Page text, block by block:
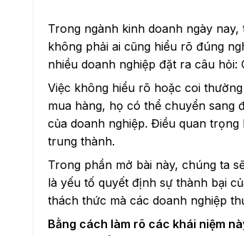
Trong ngành kinh doanh ngày
không phải ai cũng hiểu rõ đúng
nhiều doanh nghiệp đặt ra câu hỏi:
Việc không hiểu rõ hoặc coi
mua hàng, họ có thể chuyển sang
của doanh nghiệp. Điều quan
trung thành.
Trong phần mở bài này, chúng ta
là yếu tố quyết định sự thành bại
thách thức mà các doanh nghiệp
Bằng cách làm rõ các khái niệm